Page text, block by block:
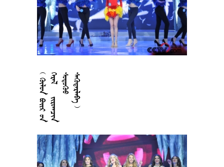










































 